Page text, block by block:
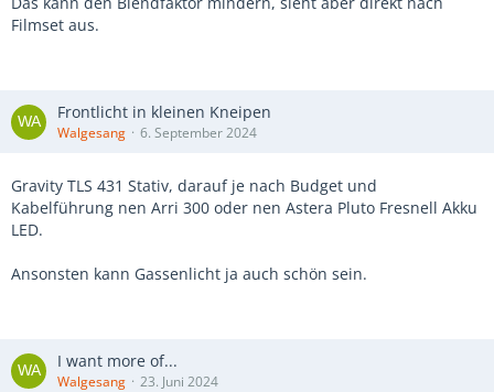
Filmset aus.
Frontlicht in kleinen Kneipen
Walgesang 6. September 2024
Gravity TLS 431 Stativ, darauf je nach Budget und
Kabelführung nen Arri 300 oder nen Astera Pluto Fresnell Akku
LED.
Ansonsten kann Gassenlicht ja auch schön sein.
I want more of...
Walgesang 23. Juni 2024